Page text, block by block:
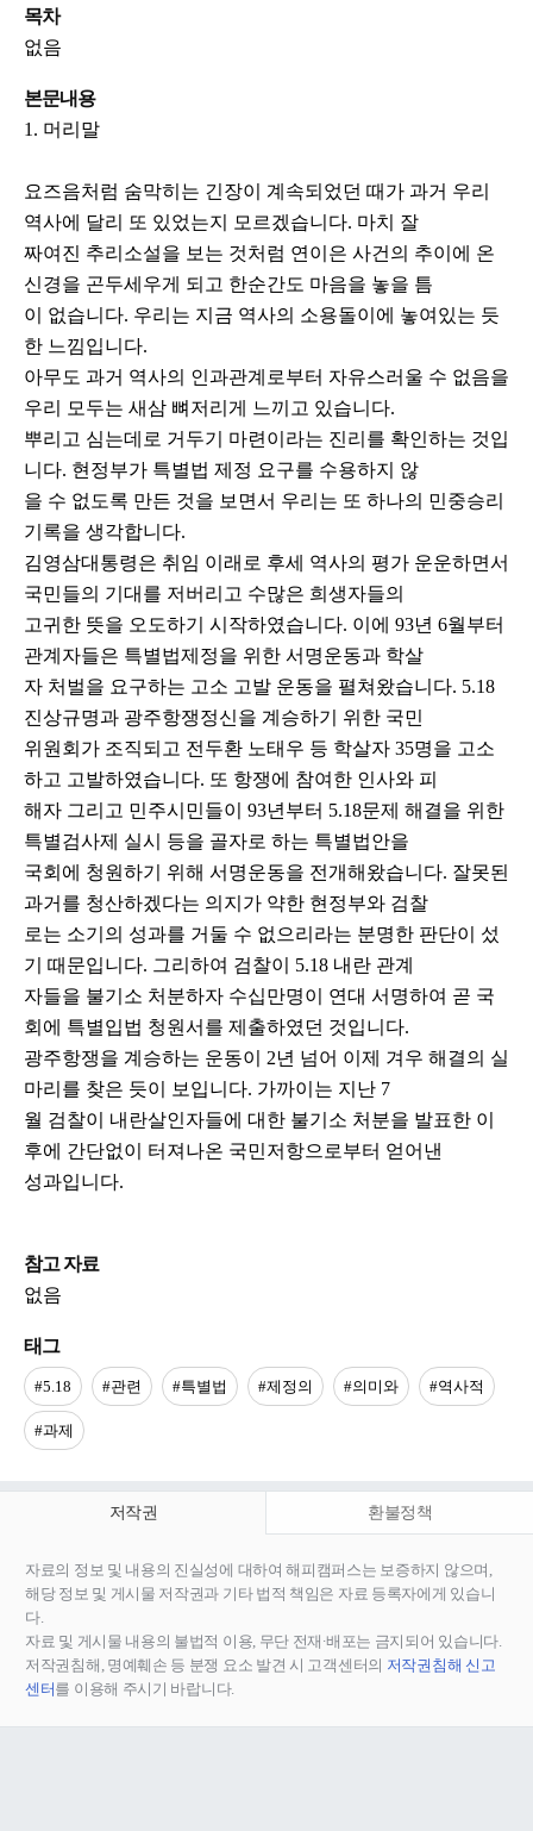
목차
없음
본문내용
1. 머리말
요즈음처럼 숨막히는 긴장이 계속되었던 때가 과거 우리
역사에 달리 또 있었는지 모르겠습니다. 마치 잘
짜여진 추리소설을 보는 것처럼 연이은 사건의 추이에 온
신경을 곤두세우게 되고 한순간도 마음을 놓을 틈
이 없습니다. 우리는 지금 역사의 소용돌이에 놓여있는 듯
한 느낌입니다.
아무도 과거 역사의 인과관계로부터 자유스러울 수 없음을
우리 모두는 새삼 뼈저리게 느끼고 있습니다.
뿌리고 심는데로 거두기 마련이라는 진리를 확인하는 것입
니다. 현정부가 특별법 제정 요구를 수용하지 않
을 수 없도록 만든 것을 보면서 우리는 또 하나의 민중승리
기록을 생각합니다.
김영삼대통령은 취임 이래로 후세 역사의 평가 운운하면서
국민들의 기대를 저버리고 수많은 희생자들의
고귀한 뜻을 오도하기 시작하였습니다. 이에 93년 6월부터
관계자들은 특별법제정을 위한 서명운동과 학살
자 처벌을 요구하는 고소 고발 운동을 펼쳐왔습니다. 5.18
진상규명과 광주항쟁정신을 계승하기 위한 국민
위원회가 조직되고 전두환 노태우 등 학살자 35명을 고소
하고 고발하였습니다. 또 항쟁에 참여한 인사와 피
해자 그리고 민주시민들이 93년부터 5.18문제 해결을 위한
특별검사제 실시 등을 골자로 하는 특별법안을
국회에 청원하기 위해 서명운동을 전개해왔습니다. 잘못된
과거를 청산하겠다는 의지가 약한 현정부와 검찰
로는 소기의 성과를 거둘 수 없으리라는 분명한 판단이 섰
기 때문입니다. 그리하여 검찰이 5.18 내란 관계
자들을 불기소 처분하자 수십만명이 연대 서명하여 곧 국
회에 특별입법 청원서를 제출하였던 것입니다.
광주항쟁을 계승하는 운동이 2년 넘어 이제 겨우 해결의 실
마리를 찾은 듯이 보입니다. 가까이는 지난 7
월 검찰이 내란살인자들에 대한 불기소 처분을 발표한 이
후에 간단없이 터져나온 국민저항으로부터 얻어낸
성과입니다.
참고 자료
없음
태그
#5.18 #관련 #특별법 #제정의 #의미와 #역사적
#과제
저작권 환불정책
자료의 정보 및 내용의 진실성에 대하여 해피캠퍼스는 보증하지 않으며,
해당 정보 및 게시물 저작권과 기타 법적 책임은 자료 등록자에게 있습니
다.
자료 및 게시물 내용의 불법적 이용, 무단 전재∙배포는 금지되어 있습니다.
저작권침해, 명예훼손 등 분쟁 요소 발견 시 고객센터의 저작권침해 신고
센터를 이용해 주시기 바랍니다.